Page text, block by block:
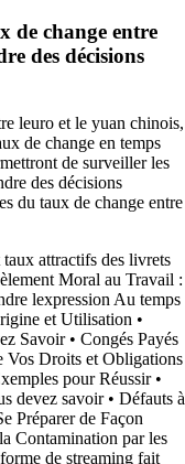
de change entre
des décisions
leuro et le yuan chinois,
de change en temps
de surveiller les
des décisions
du taux de change entre
attractifs des livrets
Moral au Travail :
lexpression Au temps
et Utilisation •
Savoir• Congés Payés
Vos Droits et Obligations
pour Réussir•
devez savoir• Défauts à
Préparer de Façon
Contamination par les
de streaming fait